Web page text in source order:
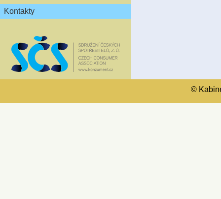
Kontakty
©